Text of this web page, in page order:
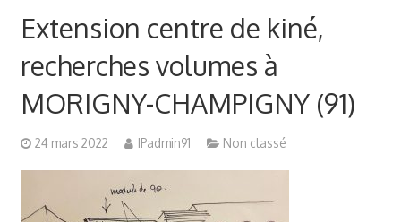
Extension centre de kiné,
recherches volumes à
MORIGNY-CHAMPIGNY (91)
24 mars 2022 IPadmin91 Non classé